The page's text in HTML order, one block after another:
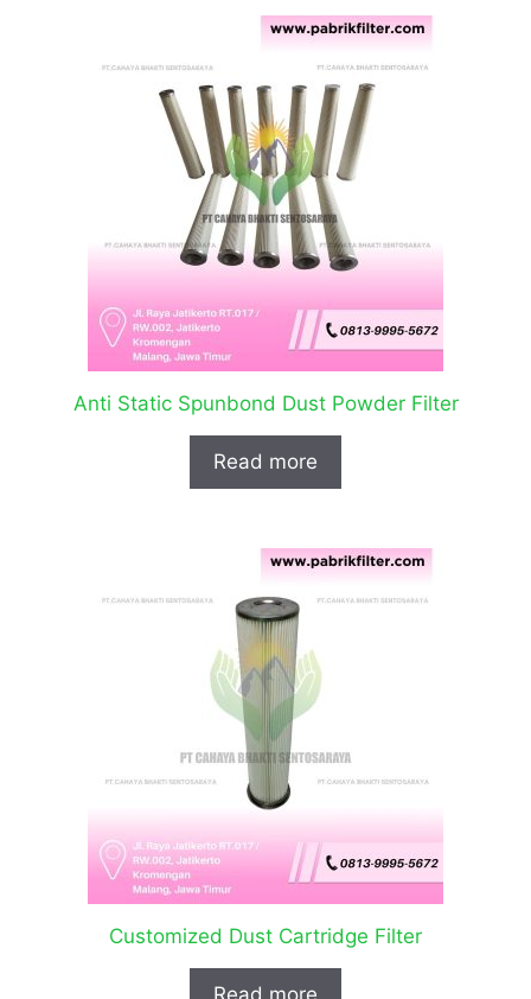
Anti Static Spunbond Dust Powder Filter
Read more
Customized Dust Cartridge Filter
Read more